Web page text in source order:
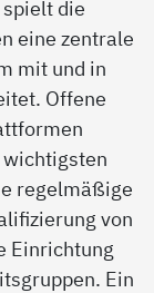
die
eine zentrale
mit und in
Offene
wichtigsten
regelmäßige
von
Einrichtung
Ein